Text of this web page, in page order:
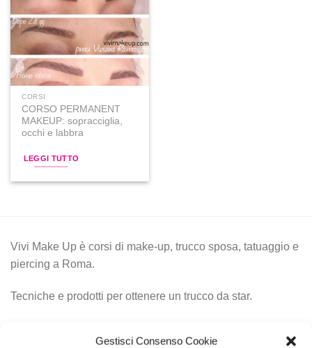
Gestisci Consenso Cookie
Aggiungi
alla lista
dei
desideri
CORSI
CORSO PERMANENT
MAKEUP: sopracciglia,
occhi e labbra
LEGGI TUTTO
Vivi Make Up è corsi di make-up, trucco sposa, tatuaggio e
piercing a Roma.
Tecniche e prodotti per ottenere un trucco da star.
VIVIMAKEUP ACADEMY